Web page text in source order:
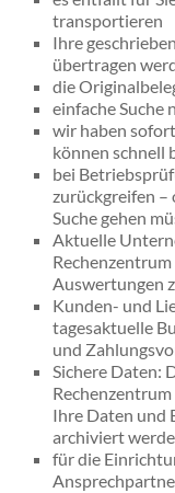
transportieren
Ihre
übertragen
die
einfache Suche
wir haben
können schnell
bei
zurückgreifen –
Suche gehen
Aktuelle
Auswertungen
Kunden- und
tagesaktuelle
und
Sichere Daten:
Rechenzentrum
Ihre Daten und
archiviert
für die